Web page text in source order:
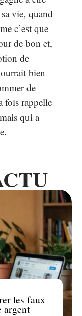
vie, quand
c’est que
de bon et,
de
bien
de
fois rappelle
qui a
les faux
argent